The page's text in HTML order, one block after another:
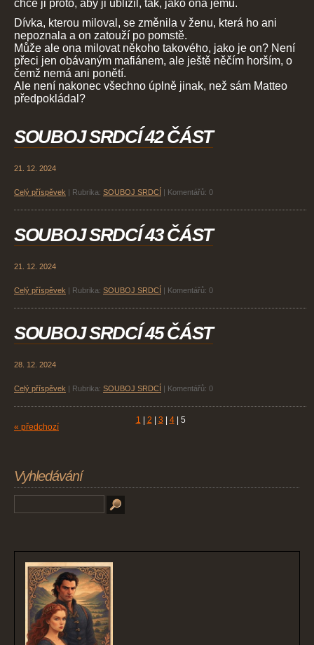
chce ji proto, aby ji ublížil, tak, jako ona jemu.
Dívka, kterou miloval, se změnila v ženu, která ho ani
nepoznala a on zatouží po pomstě.
Může ale ona milovat někoho takového, jako je on? Není
přeci jen obávaným mafiánem, ale ještě něčím horším, o
čemž nemá ani ponětí.
Ale není nakonec všechno úplně jinak, než sám Matteo
předpokládal?
SOUBOJ SRDCÍ 42 ČÁST
21. 12. 2024
Celý příspěvek Rubrika: SOUBOJ SRDCÍ Komentářů: 0
SOUBOJ SRDCÍ 43 ČÁST
21. 12. 2024
Celý příspěvek Rubrika: SOUBOJ SRDCÍ Komentářů: 0
SOUBOJ SRDCÍ 45 ČÁST
28. 12. 2024
Celý příspěvek Rubrika: SOUBOJ SRDCÍ Komentářů: 0
« předchozí
1 2 3 4 5
Vyhledávání